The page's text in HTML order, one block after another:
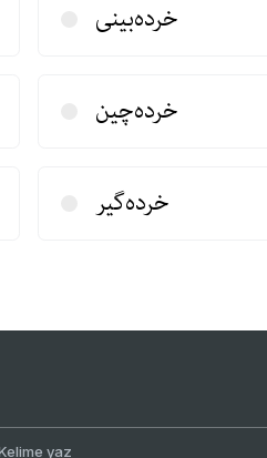
خرده‌بینی
خرده‌چین
خرده‌گیر